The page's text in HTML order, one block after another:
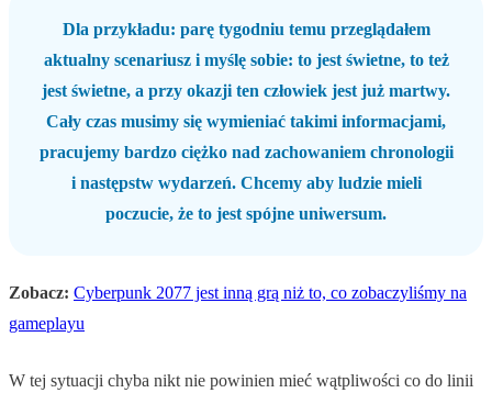
Dla przykładu: parę tygodniu temu przeglądałem
aktualny scenariusz i myślę sobie: to jest świetne, to też
jest świetne, a przy okazji ten człowiek jest już martwy.
Cały czas musimy się wymieniać takimi informacjami,
pracujemy bardzo ciężko nad zachowaniem chronologii
i następstw wydarzeń. Chcemy aby ludzie mieli
poczucie, że to jest spójne uniwersum.
Zobacz: Cyberpunk 2077 jest inną grą niż to, co zobaczyliśmy na
gameplayu
W tej sytuacji chyba nikt nie powinien mieć wątpliwości co do linii